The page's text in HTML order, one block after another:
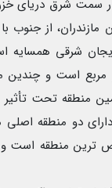
سمت شرق دریای
از جنوب
شرقی
کیلومتر مربع است و
منطقه تحت تأثیر
دو منطقه
ترین منطقه است